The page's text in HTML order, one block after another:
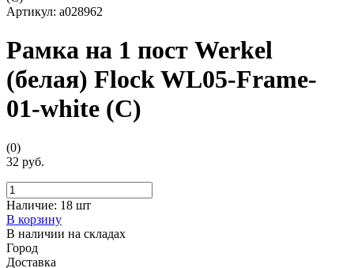
Артикул: a028962
Рамка на 1 пост Werkel
(белая) Flock WL05-Frame-
01-white (С)
(0)
32 руб.
Наличие: 18 шт
В корзину
В наличии на складах
Город
Доставка